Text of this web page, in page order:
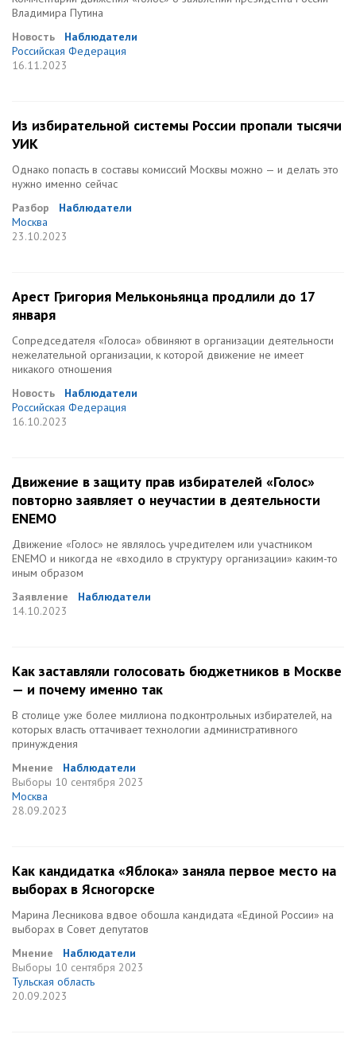
Владимира Путина
Новость
Наблюдатели
Российская Федерация
16.11.2023
Из избирательной системы России пропали тысячи
УИК
Однако попасть в составы комиссий Москвы можно — и делать это
нужно именно сейчас
Разбор
Наблюдатели
Москва
23.10.2023
Арест Григория Мельконьянца продлили до 17
января
Сопредседателя «Голоса» обвиняют в организации деятельности
нежелательной организации, к которой движение не имеет
никакого отношения
Новость
Наблюдатели
Российская Федерация
16.10.2023
Движение в защиту прав избирателей «Голос»
повторно заявляет о неучастии в деятельности
ENEMO
Движение «Голос» не являлось учредителем или участником
ENEMO и никогда не «входило в структуру организации» каким-то
иным образом
Заявление
Наблюдатели
14.10.2023
Как заставляли голосовать бюджетников в Москве
— и почему именно так
В столице уже более миллиона подконтрольных избирателей, на
которых власть оттачивает технологии административного
принуждения
Мнение
Наблюдатели
Выборы 10 сентября 2023
Москва
28.09.2023
Как кандидатка «Яблока» заняла первое место на
выборах в Ясногорске
Марина Лесникова вдвое обошла кандидата «Единой России» на
выборах в Совет депутатов
Мнение
Наблюдатели
Выборы 10 сентября 2023
Тульская область
20.09.2023